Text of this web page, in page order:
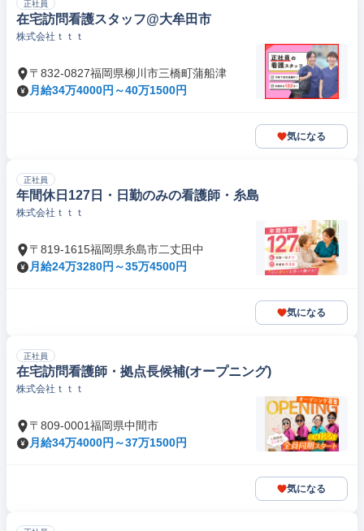
正社員
在宅訪問看護スタッフ@大牟田市
株式会社ｔｔｔ
〒832-0827福岡県柳川市三橋町蒲船津
月給34万4000円～40万1500円
気になる
正社員
年間休日127日・日勤のみの看護師・糸島
株式会社ｔｔｔ
〒819-1615福岡県糸島市二丈田中
月給24万3280円～35万4500円
気になる
正社員
在宅訪問看護師・拠点長候補(オープニング)
株式会社ｔｔｔ
〒809-0001福岡県中間市
月給34万4000円～37万1500円
気になる